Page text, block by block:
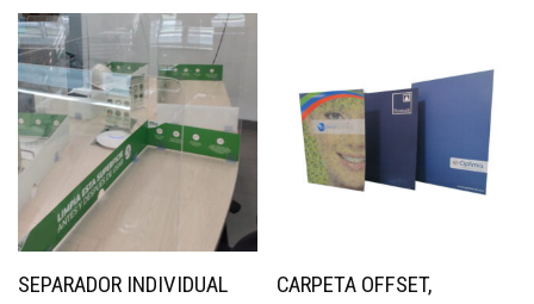
SEPARADOR INDIVIDUAL
CARPETA OFFSET,